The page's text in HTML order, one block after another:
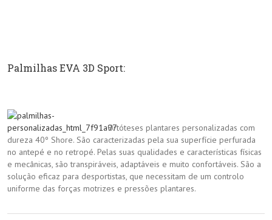
Palmilhas EVA 3D Sport:
Ortóteses plantares personalizadas com
dureza 40º Shore. São caracterizadas pela sua superfície perfurada
no antepé e no retropé. Pelas suas qualidades e características físicas
e mecânicas, são transpiráveis, adaptáveis e muito confortáveis. São a
solução eficaz para desportistas, que necessitam de um controlo
uniforme das forças motrizes e pressões plantares.